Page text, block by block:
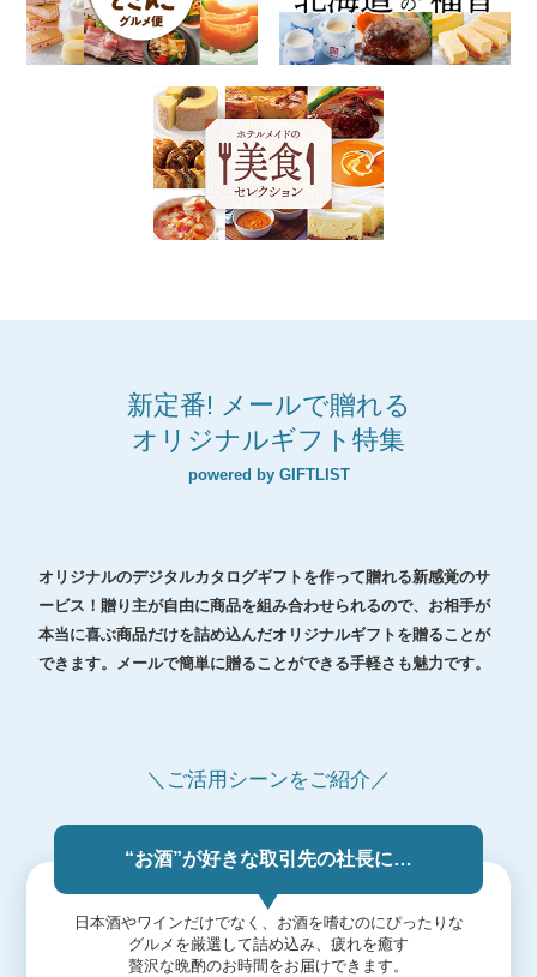
新定番! メールで贈れる
オリジナルギフト特集
powered by GIFTLIST
オリジナルのデジタルカタログギフトを作って贈れる新感覚のサ
ービス！贈り主が自由に商品を組み合わせられるので、お相手が
本当に喜ぶ商品だけを詰め込んだオリジナルギフトを贈ることが
できます。メールで簡単に贈ることができる手軽さも魅力です。
＼ご活用シーンをご紹介／
“お酒”が好きな取引先の社長に…
日本酒やワインだけでなく、お酒を嗜むのにぴったりな
グルメを厳選して詰め込み、疲れを癒す
贅沢な晩酌のお時間をお届けできます。